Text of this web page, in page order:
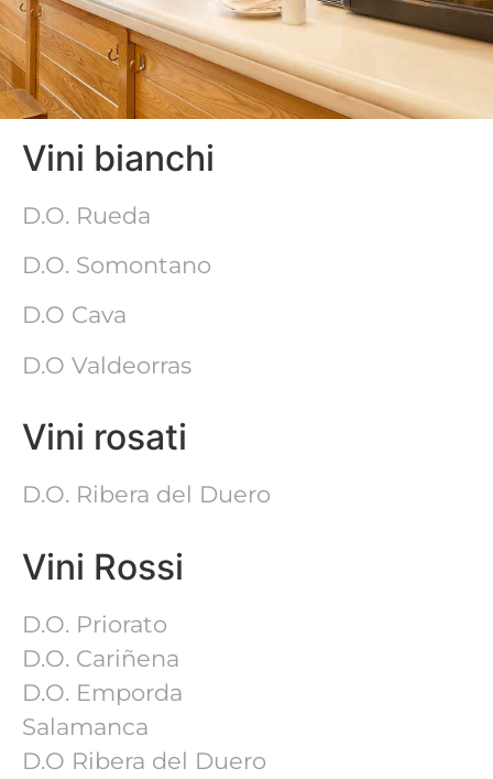
Vini bianchi
D.O. Rueda
D.O. Somontano
D.O Cava
D.O Valdeorras
Vini rosati
D.O. Ribera del Duero
Vini Rossi
D.O. Priorato
D.O. Cariñena
D.O. Emporda
Salamanca
D.O Ribera del Duero